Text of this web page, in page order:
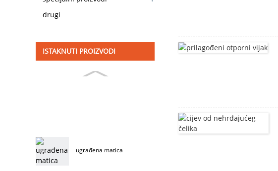
drugi
ISTAKNUTI PROIZVODI
ugrađena matica